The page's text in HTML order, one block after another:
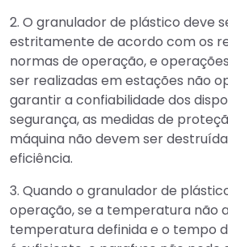
2. O granulador de plástico deve
estritamente de acordo com os
normas de operação, e
ser realizadas em estações não
garantir a confiabilidade dos
segurança, as medidas de
máquina não devem ser
eficiência.
3. Quando o granulador de
operação, se a temperatura não
temperatura definida e o tempo